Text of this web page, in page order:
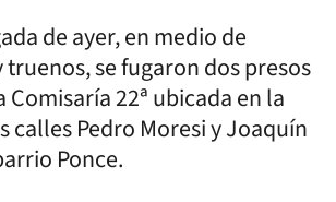
de ayer, en medio de
se fugaron dos presos
Comisaría 22ª ubicada en la
calles Pedro Moresi y Joaquín
Ponce.